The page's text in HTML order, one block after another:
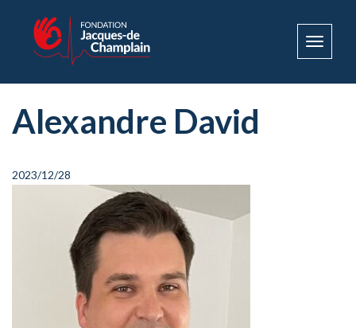
Toggle
Alexandre David
2023/12/28